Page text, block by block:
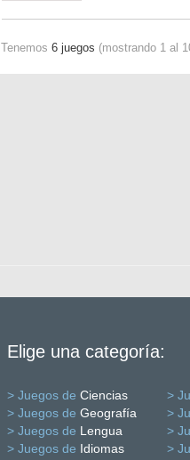
Tenemos 6 juegos (mostrando 1 al
Elige una categoría:
> Juegos de Ciencias >
> Juegos de Geografía >
> Juegos de Lengua >
> Juegos de Idiomas >